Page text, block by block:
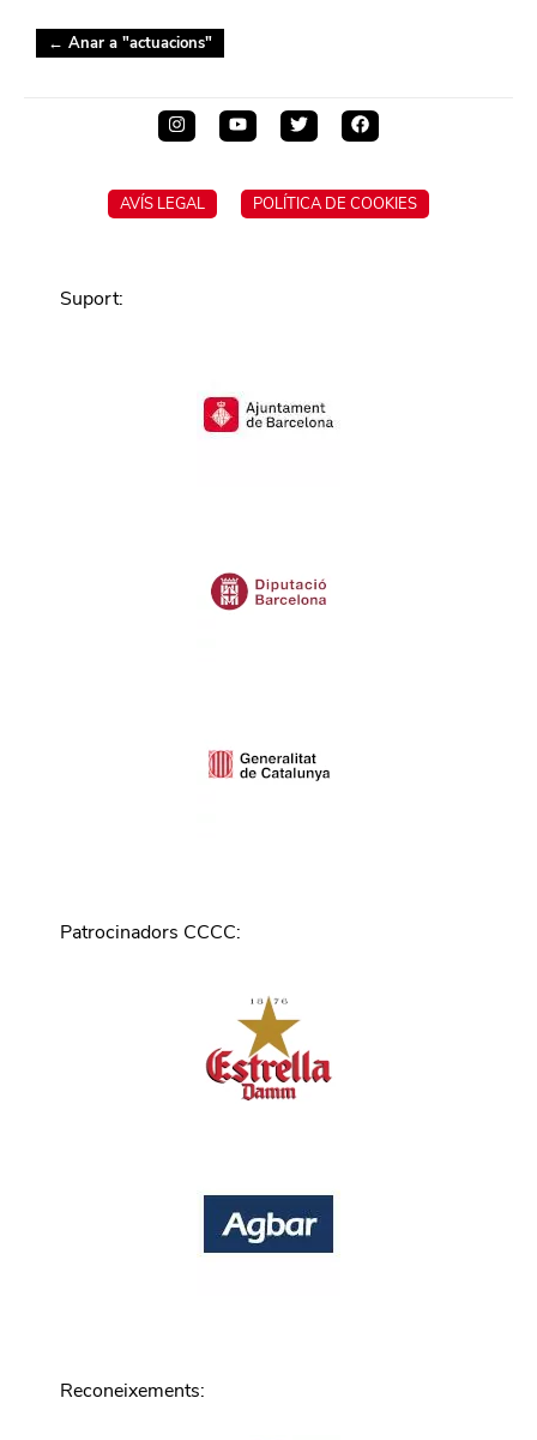
← Anar a "actuacions"
AVÍS LEGAL POLÍTICA DE COOKIES
Suport:
Patrocinadors CCCC:
Reconeixements: